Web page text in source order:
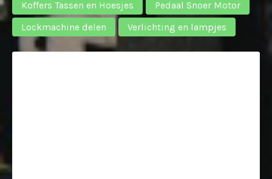
Koffers Tassen en Hoesjes
Pedaal Snoer Motor
Lockmachine delen
Verlichting en lampjes